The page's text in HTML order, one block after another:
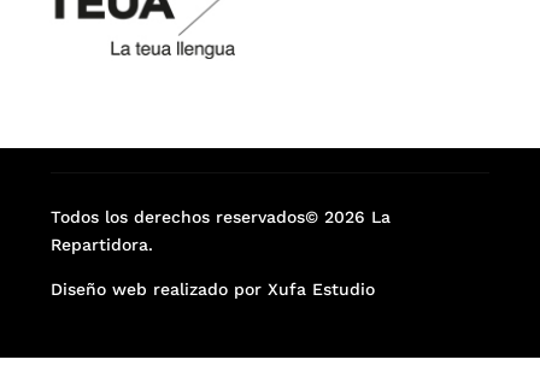
Todos los derechos reservados© 2026 La
Repartidora.
Diseño web realizado por Xufa Estudio